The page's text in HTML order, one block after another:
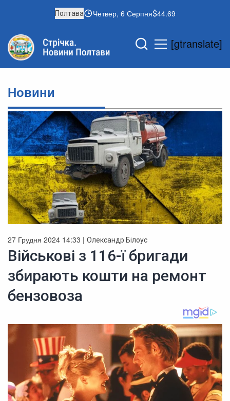
Полтава Четвер, 6 Серпня 44.69
[gtranslate]
Новини
27 Грудня 2024 14:33 | Олександр Білоус
Військові з 116-ї бригади
збирають кошти на ремонт
бензовоза